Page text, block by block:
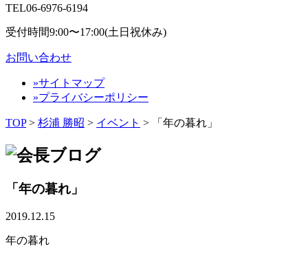
TEL06-6976-6194
受付時間9:00〜17:00(土日祝休み)
お問い合わせ
»サイトマップ
»プライバシーポリシー
TOP> 杉浦 勝昭 > イベント > 「年の暮れ」
「年の暮れ」
2019.12.15
年の暮れ